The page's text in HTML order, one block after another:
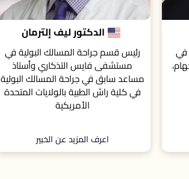
في
البروفيسور فرانشيسكو
أستاذ فخري في جراحة المسالك البولية
في جامعة أوتونوما في برشلونة بإسبانيا
اعرف المزيد عن الخبير